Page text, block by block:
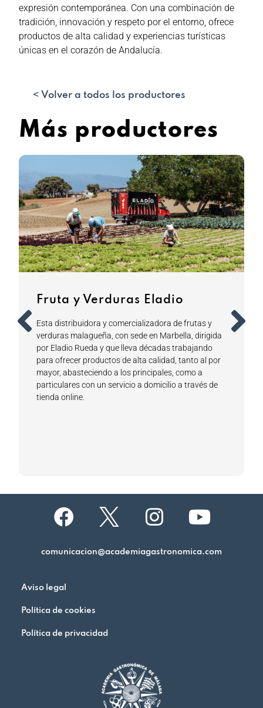
expresión contemporánea. Con una combinación de
tradición, innovación y respeto por el entorno, ofrece
productos de alta calidad y experiencias turísticas
únicas en el corazón de Andalucía.
< Volver a todos los productores
Más productores
Fruta y Verduras Eladio
Esta distribuidora y comercializadora de frutas y
verduras malagueña, con sede en Marbella, dirigida
por Eladio Rueda y que lleva décadas trabajando
para ofrecer productos de alta calidad, tanto al por
mayor, abasteciendo a los principales, como a
particulares con un servicio a domicilio a través de
tienda online.
comunicacion@academiagastronomica.com
Aviso legal
Política de cookies
Política de privacidad